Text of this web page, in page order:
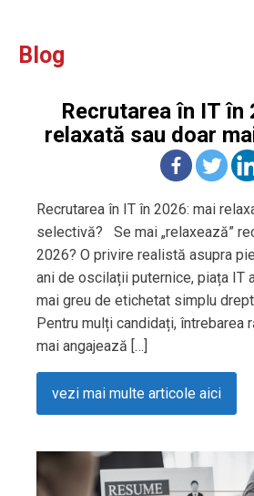
Blog
Recrutarea în IT în
relaxată sau doar
Recrutarea în IT în 2026: mai
selectivă? Se mai „relaxează”
2026? O privire realistă asupra
ani de oscilații puternice, piața IT
mai greu de etichetat simplu drept
Pentru mulți candidați, întrebarea
mai angajează […]
vezi mai multe articole aici